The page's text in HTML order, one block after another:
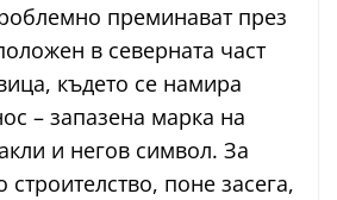
преминават през
в северната част
където се намира
– запазена марка на
и негов символ. За
поне засега,